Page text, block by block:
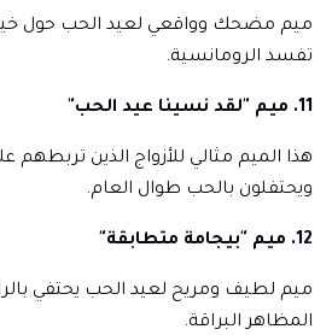
ميم مضحك وواقعي لعيد الحب حول
تفسد الرومانسية.
11. ميم "لقد نسينا عيد الحب"
هذا الميم مثالي للأزواج الذين تربطهم
ويحتفلون بالحب طوال العام.
12. ميم "بيجامة متطابقة"
ميم لطيف ومريح لعيد الحب يحتفي
المظاهر البراقة.